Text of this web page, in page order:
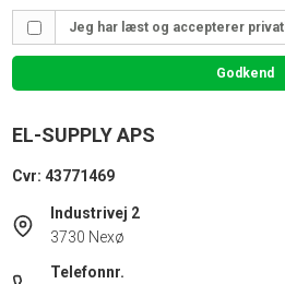
Jeg har læst og accepterer
Godkend
EL-SUPPLY APS
Cvr: 43771469
Industrivej 2
3730 Nexø
Telefonnr.